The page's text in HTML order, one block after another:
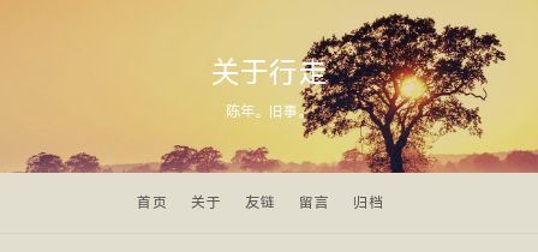
关于行走
陈年。旧事。
首页 关于 友链 留言 归档